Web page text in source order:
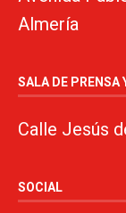
Almería
SALA DE PRENSA
Calle Jesús
SOCIAL